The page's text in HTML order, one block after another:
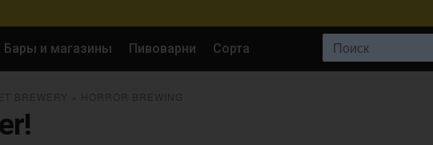
Бары и магазины Пивоварни Сорта